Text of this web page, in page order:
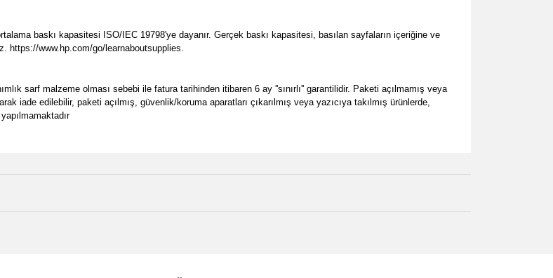
baskı kapasitesi ISO/IEC 19798'ye dayanır. Gerçek baskı kapasitesi, basılan sayfaların içeriğine ve
https://www.hp.com/go/learnaboutsupplies.
sarf malzeme olması sebebi ile fatura tarihinden itibaren 6 ay ''sınırlı'' garantilidir. Paketi açılmamış veya
iade edilebilir, paketi açılmış, güvenlik/koruma aparatları çıkarılmış veya yazıcıya takılmış ürünlerde,